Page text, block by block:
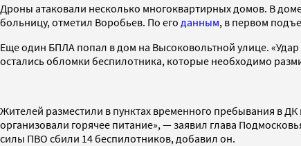
Дроны атаковали несколько многоквартирных домов. В
больницу, отметил Воробьев. По его данным, в первом
Еще один БПЛА попал в дом на Высоковольтной улице.
остались обломки беспилотника, которые необходимо
Жителей разместили в пунктах временного пребывания в
организовали горячее питание», — заявил глава
силы ПВО сбили 14 беспилотников, добавил он.